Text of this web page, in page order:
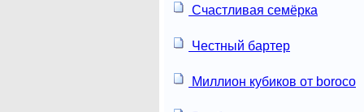
Счастливая семёрка
Честный бартер
Миллион кубиков от boroco